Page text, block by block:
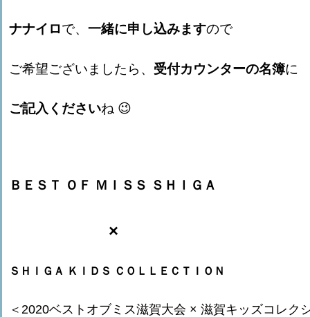
ナナイロで、 一緒に申し込みますので
ご希望ございましたら、 受付カウンターの名簿に
ご記入くださいね 😉
ＢＥＳＴ ＯＦ ＭＩＳＳ ＳＨＩＧＡ
×
ＳＨＩＧＡ ＫＩＤＳ ＣＯＬＬＥＣＴＩＯＮ
＜2020ベストオブミス滋賀大会 × 滋賀キッズコレク